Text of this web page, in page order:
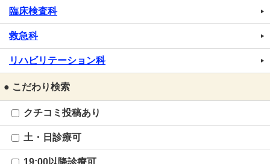
臨床検査科
救急科
リハビリテーション科
● こだわり検索
クチコミ投稿あり
土・日診療可
19:00以降診療可